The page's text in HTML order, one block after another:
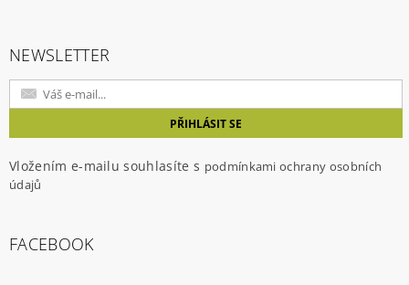
NEWSLETTER
Vložením e-mailu souhlasíte s podmínkami ochrany osobních
údajů
FACEBOOK